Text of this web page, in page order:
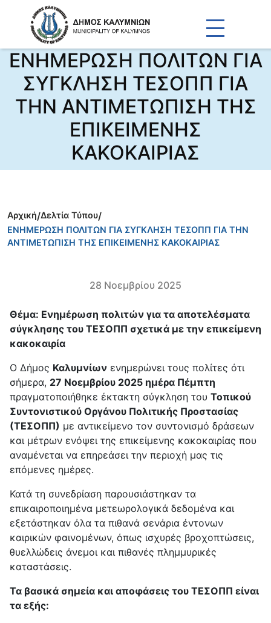
ΕΝΗΜΕΡΩΣΗ ΠΟΛΙΤΩΝ ΓΙΑ
ΣΥΓΚΛΗΣΗ ΤΕΣΟΠΠ ΓΙΑ
ΤΗΝ ΑΝΤΙΜΕΤΩΠΙΣΗ ΤΗΣ
ΕΠΙΚΕΙΜΕΝΗΣ
ΚΑΚΟΚΑΙΡΙΑΣ
Αρχική/Δελτία Τύπου/
ΕΝΗΜΕΡΩΣΗ ΠΟΛΙΤΩΝ ΓΙΑ ΣΥΓΚΛΗΣΗ ΤΕΣΟΠΠ ΓΙΑ ΤΗΝ
ΑΝΤΙΜΕΤΩΠΙΣΗ ΤΗΣ ΕΠΙΚΕΙΜΕΝΗΣ ΚΑΚΟΚΑΙΡΙΑΣ
28 Νοεμβρίου 2025
Θέμα: Ενημέρωση πολιτών για τα αποτελέσματα
σύγκλησης του ΤΕΣΟΠΠ σχετικά με την επικείμενη
κακοκαιρία
Ο Δήμος Καλυμνίων ενημερώνει τους πολίτες ότι
σήμερα, 27 Νοεμβρίου 2025 ημέρα Πέμπτη
πραγματοποιήθηκε έκτακτη σύγκληση του Τοπικού
Συντονιστικού Οργάνου Πολιτικής Προστασίας
(ΤΕΣΟΠΠ) με αντικείμενο τον συντονισμό δράσεων
και μέτρων ενόψει της επικείμενης κακοκαιρίας που
αναμένεται να επηρεάσει την περιοχή μας τις
επόμενες ημέρες.
Κατά τη συνεδρίαση παρουσιάστηκαν τα
επικαιροποιημένα μετεωρολογικά δεδομένα και
εξετάστηκαν όλα τα πιθανά σενάρια έντονων
καιρικών φαινομένων, όπως ισχυρές βροχοπτώσεις,
θυελλώδεις άνεμοι και πιθανές πλημμυρικές
καταστάσεις.
Τα βασικά σημεία και αποφάσεις του ΤΕΣΟΠΠ είναι
τα εξής: